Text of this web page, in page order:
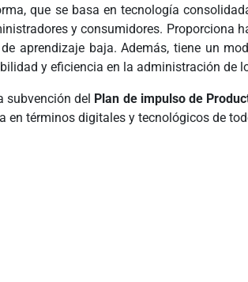
que se basa en tecnología
y consumidores. Proporciona
aprendizaje baja. Además, tiene un
y eficiencia en la administración de
subvención del Plan de impulso de
términos digitales y tecnológicos de